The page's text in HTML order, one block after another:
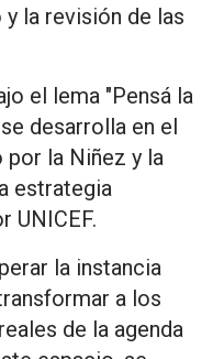
la revisión de las
el lema "Pensá la
desarrolla en el
la Niñez y la
estrategia
UNICEF.
la instancia
a los
de la agenda